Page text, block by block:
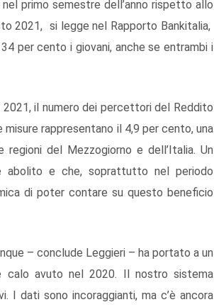
primo semestre dell’anno rispetto allo
2021, si legge nel Rapporto Bankitalia,
per cento i giovani, anche se entrambi i
il numero dei percettori del Reddito
rappresentano il 4,9 per cento, una
del Mezzogiorno e dell’Italia. Un
abolito e che, soprattutto nel periodo
di poter contare su questo beneficio
– conclude Leggieri – ha portato a un
calo avuto nel 2020. Il nostro sistema
dati sono incoraggianti, ma c’è ancora